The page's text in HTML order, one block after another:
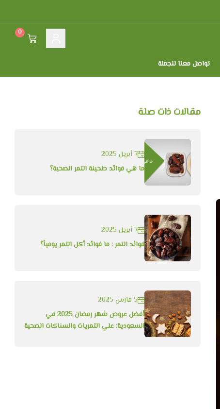
0
تواصل معنا للجملة
مقالات ذات صلة
7 أبريل 2025
ما هي فوائد طحينة التمر الصحية؟
7 أبريل 2025
فوائد التمر : ما فوائد أكل التمر يومياً؟
5 مارس 2025
أفضل عروض شهر رمضان 2025 في
السعودية: علي التمريات والسناكات الصحية